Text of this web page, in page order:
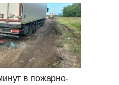
в пожарно-